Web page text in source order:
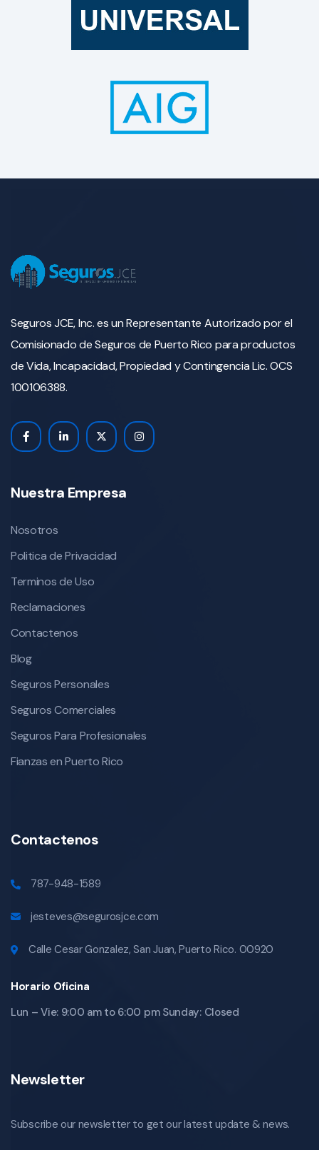
Seguros JCE, Inc. es un Representante Autorizado por el
Comisionado de Seguros de Puerto Rico para productos
de Vida, Incapacidad, Propiedad y Contingencia Lic. OCS
100106388.
Nuestra Empresa
Nosotros
Politica de Privacidad
Terminos de Uso
Reclamaciones
Contactenos
Blog
Seguros Personales
Seguros Comerciales
Seguros Para Profesionales
Fianzas en Puerto Rico
Contactenos
787-948-1589
jesteves@segurosjce.com
Calle Cesar Gonzalez, San Juan, Puerto Rico. 00920
Horario Oficina
Lun – Vie: 9:00 am to 6:00 pm Sunday: Closed
Newsletter
Subscribe our newsletter to get our latest update & news.